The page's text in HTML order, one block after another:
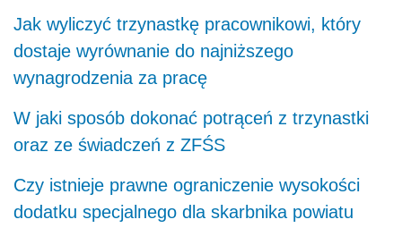
Jak wyliczyć trzynastkę pracownikowi, który
dostaje wyrównanie do najniższego
wynagrodzenia za pracę
W jaki sposób dokonać potrąceń z trzynastki
oraz ze świadczeń z ZFŚS
Czy istnieje prawne ograniczenie wysokości
dodatku specjalnego dla skarbnika powiatu